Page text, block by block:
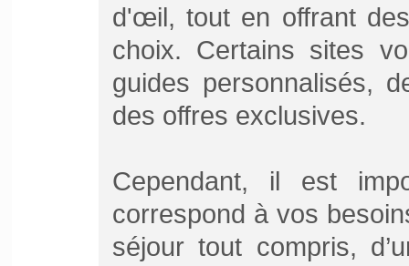
d'œil, tout en offrant
choix. Certains sites
guides personnalisés,
des offres exclusives.
Cependant, il est
correspond à vos
séjour tout compris,